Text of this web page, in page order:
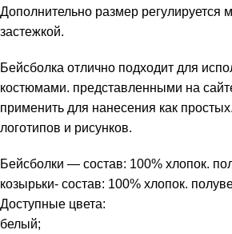
Дополнительно размер регулируется
застежкой.
Бейсболка отлично подходит для
костюмами. представленными на
применить для нанесения как
логотипов и рисунков.
Бейсболки — состав: 100% хлопок.
козырьки- cостав: 100% хлопок.
Доступные цвета:
белый;